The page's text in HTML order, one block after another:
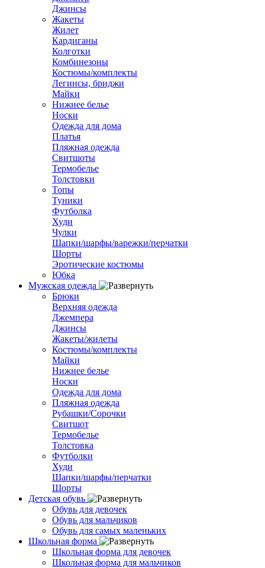
Джинсы
Жакеты
Жилет
Кардиганы
Колготки
Комбинезоны
Костюмы/комплекты
Легинсы, бриджи
Майки
Нижнее белье
Носки
Одежда для дома
Платья
Пляжная одежда
Свитшоты
Термобелье
Толстовки
Топы
Туники
Футболка
Худи
Чулки
Шапки/шарфы/варежки/перчатки
Шорты
Эротические костюмы
Юбка
Мужская одежда
Брюки
Верхняя одежда
Джемпера
Джинсы
Жакеты/жилеты
Костюмы/комплекты
Майки
Нижнее белье
Носки
Одежда для дома
Пляжная одежда
Рубашки/Сорочки
Свитшот
Термобелье
Толстовка
Футболки
Худи
Шапки/шарфы/перчатки
Шорты
Детская обувь
Обувь для девочек
Обувь для мальчиков
Обувь для самых маленьких
Школьная форма
Школьная форма для девочек
Школьная форма для мальчиков